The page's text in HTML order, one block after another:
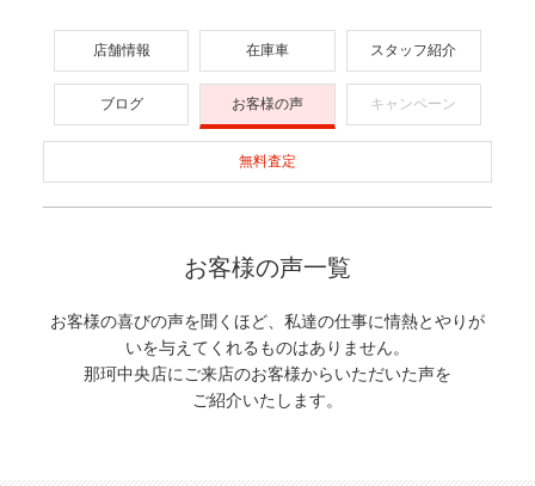
店舗情報 在庫車 スタッフ紹介
ブログ お客様の声 キャンペーン
無料査定
お客様の声一覧
お客様の喜びの声を聞くほど、私達の仕事に情熱とやりが
いを与えてくれるものはありません。
那珂中央店にご来店のお客様からいただいた声を
ご紹介いたします。